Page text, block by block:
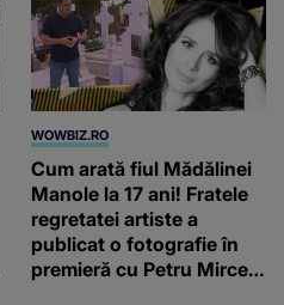
WOWBIZ.RO
Cum arată fiul Mădălinei
Manole la 17 ani! Fratele
regretatei artiste a
publicat o fotografie în
premieră cu Petru Mircea